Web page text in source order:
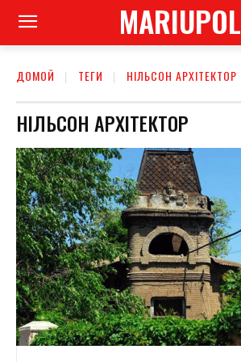
MARIUPOL
ДОМОЙ ТЕГИ НІЛЬСОН АРХІТЕКТОР
НІЛЬСОН АРХІТЕКТОР